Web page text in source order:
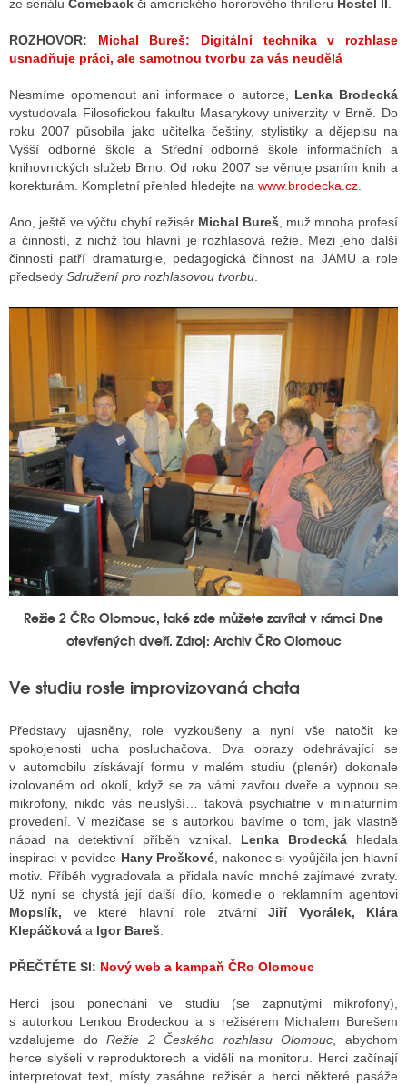
ze seriálu Comeback či amerického hororového thrilleru Hostel II
ROZHOVOR:
Michal Bureš: Digitální technika v rozhlase
usnadňuje práci, ale samotnou tvorbu za vás neudělá
Nesmíme opomenout ani informace o autorce, Lenka Brodecká
vystudovala Filosofickou fakultu Masarykovy univerzity v Brně. Do
roku 2007 působila jako učitelka češtiny, stylistiky a dějepisu na
Vyšší odborné škole a Střední odborné škole informačních a
knihovnických služeb Brno. Od roku 2007 se věnuje psaním knih a
korekturám. Kompletní přehled hledejte na www.brodecka.cz
Ano, ještě ve výčtu chybí režisér Michal Bureš , muž mnoha profesí
a činností, z nichž tou hlavní je rozhlasová režie. Mezi jeho další
činnosti patří dramaturgie, pedagogická činnost na JAMU a role
předsedy Sdružení pro rozhlasovou tvorbu
Režie 2 ČRo Olomouc, také zde můžete zavítat v rámci Dne
otevřených dveří. Zdroj: Archiv ČRo Olomouc
Ve studiu roste improvizovaná chata
Představy ujasněny, role vyzkoušeny a nyní vše natočit ke
spokojenosti ucha posluchačova. Dva obrazy odehrávající se
v automobilu získávají formu v malém studiu (plenér) dokonale
izolovaném od okolí, když se za vámi zavřou dveře a vypnou se
mikrofony, nikdo vás neuslyší… taková psychiatrie v miniaturním
provedení. V mezičase se s autorkou bavíme o tom, jak vlastně
nápad na detektivní příběh vznikal. Lenka Brodecká hledala
inspiraci v povídce Hany Proškové , nakonec si vypůjčila jen hlavní
motiv. Příběh vygradovala a přidala navíc mnohé zajímavé zvraty.
Už nyní se chystá její další dílo, komedie o reklamním agentovi
Mopslík, ve které hlavní role ztvární Jiří Vyorálek, Klára
Klepáčková a Igor Bareš
PŘEČTĚTE SI: Nový web a kampaň ČRo Olomouc
Herci jsou ponecháni ve studiu (se zapnutými mikrofony),
s autorkou Lenkou Brodeckou a s režisérem Michalem Burešem
vzdalujeme doRežie 2 Českého rozhlasu Olomouc , abychom
herce slyšeli v reproduktorech a viděli na monitoru. Herci začínají
interpretovat text, místy zasáhne režisér a herci některé pasáže